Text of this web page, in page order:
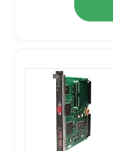
Schneider
Ge-Fanuc-